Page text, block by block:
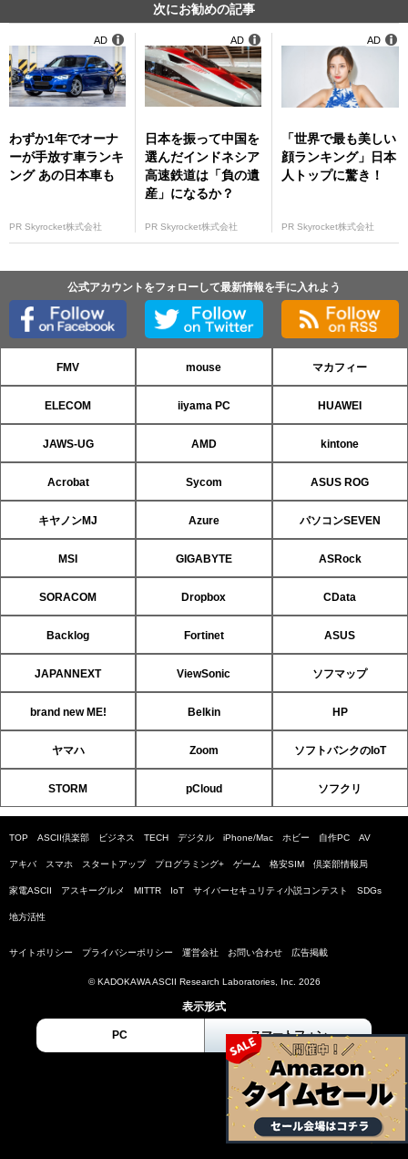
次にお勧めの記事
わずか1年でオーナ
ーが手放す車ランキ
ング あの日本車も
PR Skyrocket株式会社
AD
日本を振って中国を
選んだインドネシア
高速鉄道は「負の遺
産」になるか？
PR Skyrocket株式会社
AD
「世界で最も美しい
顔ランキング」日本
人トップに驚き！
PR Skyrocket株式会社
AD
公式アカウントをフォローして最新情報を手に入れよう
FMV mouse マカフィー
ELECOM iiyama PC HUAWEI
JAWS-UG AMD kintone
Acrobat Sycom ASUS ROG
キヤノンMJ Azure パソコンSEVEN
MSI GIGABYTE ASRock
SORACOM Dropbox CData
Backlog Fortinet ASUS
JAPANNEXT ViewSonic ソフマップ
brand new ME! Belkin HP
ヤマハ Zoom ソフトバンクのIoT
STORM pCloud ソフクリ
TOP ASCII倶楽部 ビジネス TECH デジタル iPhone/Mac ホビー 自作PC AV
アキバ スマホ スタートアップ プログラミング+ ゲーム 格安SIM 倶楽部情報局
家電ASCII アスキーグルメ MITTR IoT サイバーセキュリティ小説コンテスト SDGs
地方活性
サイトポリシー プライバシーポリシー 運営会社 お問い合わせ 広告掲載
© KADOKAWA ASCII Research Laboratories, Inc. 2026
表示形式
PC スマートフォン